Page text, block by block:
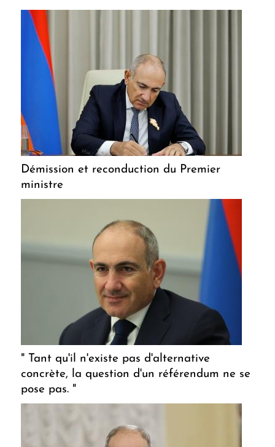
Démission et reconduction du Premier
ministre
" Tant qu'il n'existe pas d'alternative
concrète, la question d'un référendum ne se
pose pas. "